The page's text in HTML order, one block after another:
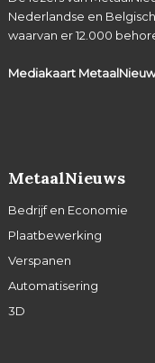
Nederlandse en
waarvan er 12.000
Mediakaart
MetaalNieuws
Bedrijf en Economie
Plaatbewerking
Verspanen
Automatisering
3D